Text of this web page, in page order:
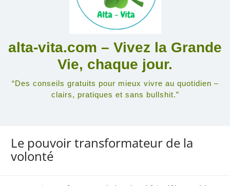
alta-vita.com – Vivez la Grande
Vie, chaque jour.
“Des conseils gratuits pour mieux vivre au quotidien –
clairs, pratiques et sans bullshit.”
Le pouvoir transformateur de la
volonté